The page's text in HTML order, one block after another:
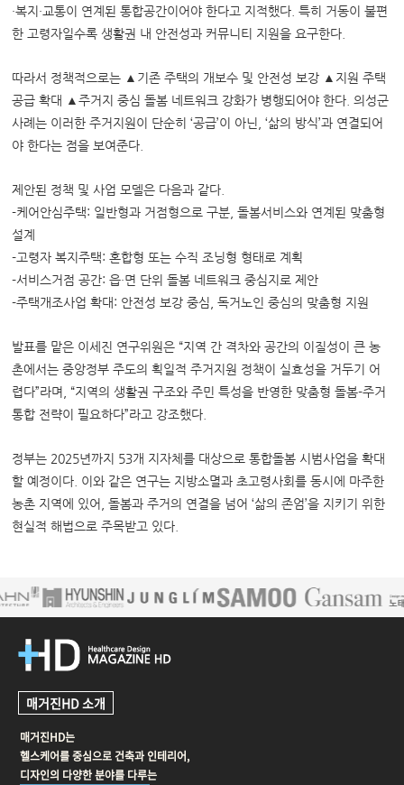
·복지·교통이 연계된 통합공간이어야 한다고 지적했다. 특히 거동이 불편
한 고령자일수록 생활권 내 안전성과 커뮤니티 지원을 요구한다.
따라서 정책적으로는 ▲기존 주택의 개보수 및 안전성 보강 ▲지원 주택
공급 확대 ▲주거지 중심 돌봄 네트워크 강화가 병행되어야 한다. 의성군
사례는 이러한 주거지원이 단순히 ‘공급’이 아닌, ‘삶의 방식’과 연결되어
야 한다는 점을 보여준다.
제안된 정책 및 사업 모델은 다음과 같다.
-케어안심주택: 일반형과 거점형으로 구분, 돌봄서비스와 연계된 맞춤형
설계
-고령자 복지주택: 혼합형 또는 수직 조닝형 형태로 계획
-서비스거점 공간: 읍·면 단위 돌봄 네트워크 중심지로 제안
-주택개조사업 확대: 안전성 보강 중심, 독거노인 중심의 맞춤형 지원
발표를 맡은 이세진 연구위원은 “지역 간 격차와 공간의 이질성이 큰 농
촌에서는 중앙정부 주도의 획일적 주거지원 정책이 실효성을 거두기 어
렵다”라며, “지역의 생활권 구조와 주민 특성을 반영한 맞춤형 돌봄-주거
통합 전략이 필요하다”라고 강조했다.
정부는 2025년까지 53개 지자체를 대상으로 통합돌봄 시범사업을 확대
할 예정이다. 이와 같은 연구는 지방소멸과 초고령사회를 동시에 마주한
농촌 지역에 있어, 돌봄과 주거의 연결을 넘어 ‘삶의 존엄’을 지키기 위한
현실적 해법으로 주목받고 있다.
매거진HD 소개
매거진HD는
헬스케어를 중심으로 건축과 인테리어,
디자인의 다양한 분야를 다루는